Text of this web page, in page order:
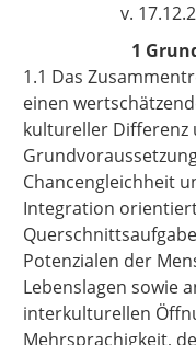
v.
1
1.1 Das
einen
kultureller Differenz
Chancengleichheit
Integration
Potenzialen der
Lebenslagen sowie
interkulturellen
Mehrsprachigkeit,